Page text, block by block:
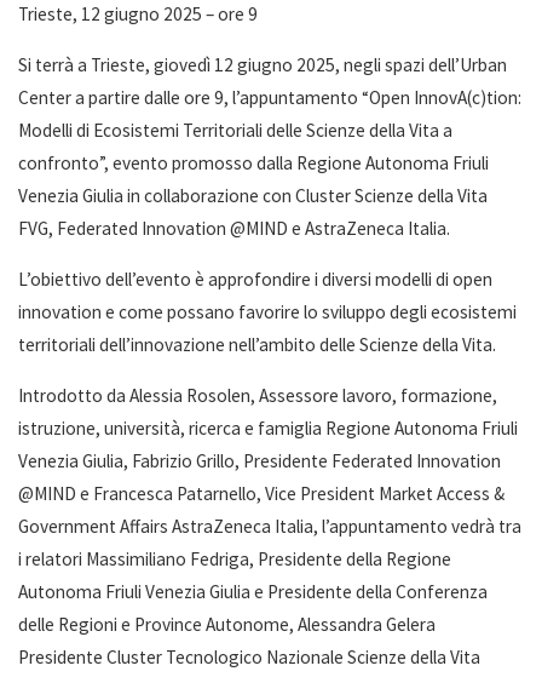
Trieste, 12 giugno 2025 – ore 9
Si terrà a Trieste, giovedì 12 giugno 2025, negli spazi dell’Urban
Center a partire dalle ore 9, l’appuntamento “Open InnovA(c)tion:
Modelli di Ecosistemi Territoriali delle Scienze della Vita a
confronto”, evento promosso dalla Regione Autonoma Friuli
Venezia Giulia in collaborazione con Cluster Scienze della Vita
FVG, Federated Innovation @MIND e AstraZeneca Italia.
L’obiettivo dell’evento è approfondire i diversi modelli di open
innovation e come possano favorire lo sviluppo degli ecosistemi
territoriali dell’innovazione nell’ambito delle Scienze della Vita.
Introdotto da Alessia Rosolen, Assessore lavoro, formazione,
istruzione, università, ricerca e famiglia Regione Autonoma Friuli
Venezia Giulia, Fabrizio Grillo, Presidente Federated Innovation
@MIND e Francesca Patarnello, Vice President Market Access &
Government Affairs AstraZeneca Italia, l’appuntamento vedrà tra
i relatori Massimiliano Fedriga, Presidente della Regione
Autonoma Friuli Venezia Giulia e Presidente della Conferenza
delle Regioni e Province Autonome, Alessandra Gelera
Presidente Cluster Tecnologico Nazionale Scienze della Vita